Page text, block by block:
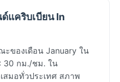
แคริบเบียน In
ของเดือน January ใน
30 กม./ชม. ใน
สมอทั่วประเทศ สภาพ